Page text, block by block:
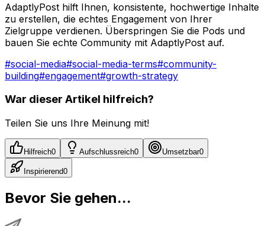
AdaptlyPost hilft Ihnen, konsistente, hochwertige Inhalte
zu erstellen, die echtes Engagement von Ihrer
Zielgruppe verdienen. Überspringen Sie die Pods und
bauen Sie echte Community mit AdaptlyPost auf.
#social-media#social-media-terms#community-
building#engagement#growth-strategy
War dieser Artikel hilfreich?
Teilen Sie uns Ihre Meinung mit!
Hilfreich0 Aufschlussreich0 Umsetzbar0
Inspirierend0
Bevor Sie gehen...